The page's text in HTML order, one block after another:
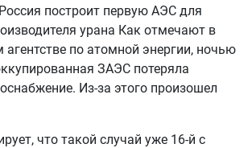
построит первую АЭС для
урана Как отмечают в
по атомной энергии, ночью
ЗАЭС потеряла
Из-за этого произошел
что такой случай уже 16-й с